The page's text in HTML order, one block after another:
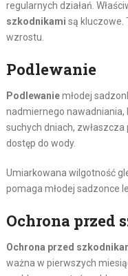
regularnych działań.
szkodnikami są kluczowe.
wzrostu.
Podlewanie
Podlewaniemłodej
nadmiernego
suchych dniach,
dostęp do wody.
Umiarkowana wilgotność
pomaga młodej sadzonce
Ochrona przed
Ochrona przed
ważna w pierwszych